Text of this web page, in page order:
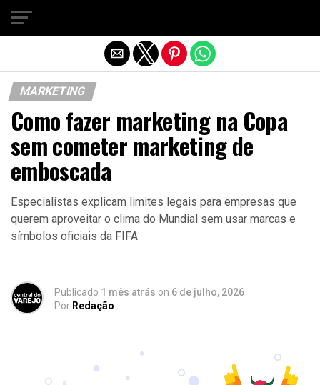
MARKETING
Como fazer marketing na Copa
sem cometer marketing de
emboscada
Especialistas explicam limites legais para empresas que
querem aproveitar o clima do Mundial sem usar marcas e
símbolos oficiais da FIFA
Publicado 1 mês atrás on 6 de julho, 2026
Por Redação